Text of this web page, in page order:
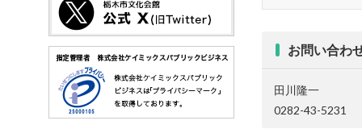
お問い合わ
田川隆一
0282-43-5231